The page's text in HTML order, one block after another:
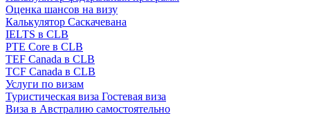
Оценка шансов на визу
Калькулятор Саскачевана
IELTS в CLB
PTE Core в CLB
TEF Canada в CLB
TCF Canada в CLB
Услуги по визам
Туристическая виза Гостевая виза
Виза в Австралию самостоятельно